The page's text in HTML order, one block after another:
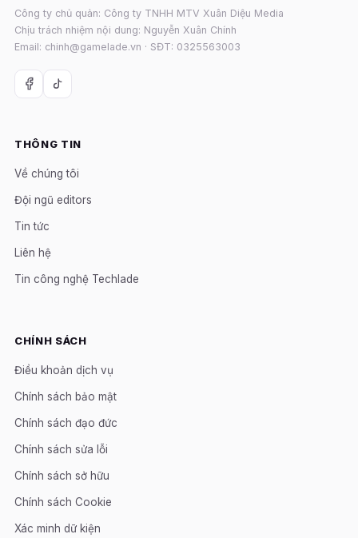
Công ty chủ quản: Công ty TNHH MTV Xuân Diệu Media
Chịu trách nhiệm nội dung: Nguyễn Xuân Chính
Email: chinh@gamelade.vn · SĐT: 0325563003
THÔNG TIN
Về chúng tôi
Đội ngũ editors
Tin tức
Liên hệ
Tin công nghệ Techlade
CHÍNH SÁCH
Điều khoản dịch vụ
Chính sách bảo mật
Chính sách đạo đức
Chính sách sửa lỗi
Chính sách sở hữu
Chính sách Cookie
Xác minh dữ kiện